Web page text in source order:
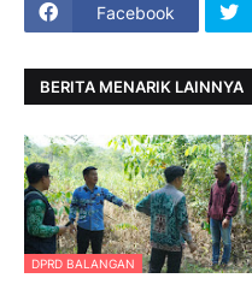
Facebook
BERITA MENARIK LAINNYA
DPRD BALANGAN